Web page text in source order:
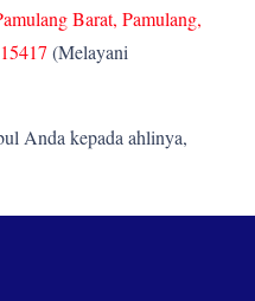
Barat, Pamulang,
(Melayani
Anda kepada ahlinya,